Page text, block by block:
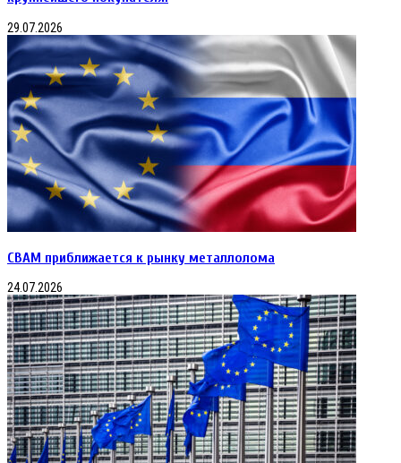
29.07.2026
CBAM приближается к рынку металлолома
24.07.2026